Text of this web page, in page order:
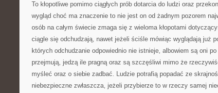
To kłopotliwe pomimo ciągłych prób dotarcia do ludzi oraz
wygląd choć ma znaczenie to nie jest on od żadnym pozorem
osób na całym świecie zmaga się z wieloma kłopotami
ciągle się odchudzają, nawet jeżeli ściśle mówiąc wyglądają już
których odchudzanie odpowiednio nie istnieje, albowiem są oni
przejmują, jedzą ile pragną oraz są szczęśliwi mimo że
myśleć oraz o siebie zadbać. Ludzie potrafią popadać ze
niebezpieczne zwłaszcza, jeżeli przybierze to w rzeczy samej